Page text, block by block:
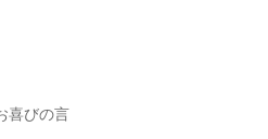
喜びの言